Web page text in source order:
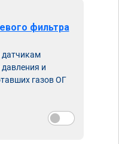
фильтра
датчикам
и
газов ОГ